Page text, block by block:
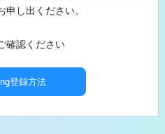
申し出ください。
確認ください
登録方法